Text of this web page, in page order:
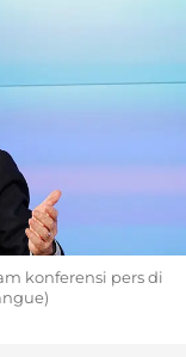
konferensi pers di